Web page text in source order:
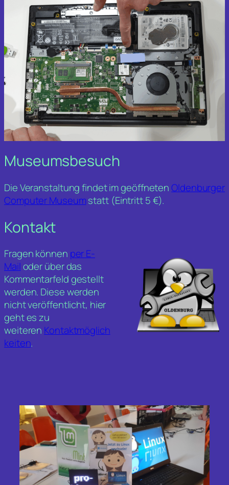
Museumsbesuch
Die Veranstaltung findet im geöffnetenOldenburger
Computer Museumstatt (Eintritt 5 €).
Kontakt
Fragen können per E-
Mailoder über das
Kommentarfeld gestellt
werden. Diese werden
nicht veröffentlicht, hier
geht es zu
weiteren Kontaktmöglich
keiten.